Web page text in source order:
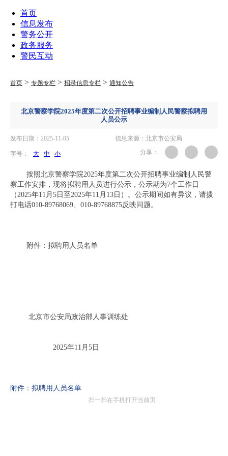
首页
信息发布
警务公开
政务服务
警民互动
首页 > 专题专栏 > 招录信息专栏 > 通知公告
北京警察学院2025年度第二次公开招聘事业编制人民警察拟聘用
人员公示
发布日期：2025-11-05 信息来源：北京市公安局
字号： 大 中 小 分享：
按照北京警察学院2025年度第二次公开招聘事业编制人民警
察工作安排，现将拟聘用人员进行公示，公示期为7个工作日
（2025年11月5日至2025年11月13日）。公示期间如有异议，请拨
打电话010-89768069、010-89768875反映问题。
附件：拟聘用人员名单
北京市公安局政治部人事训练处
2025年11月5日
附件：拟聘用人员名单
扫一扫在手机打开当前页